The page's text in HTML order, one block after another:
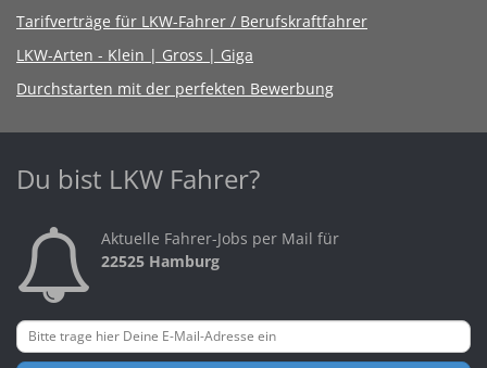
Tarifverträge für LKW-Fahrer / Berufskraftfahrer
LKW-Arten - Klein | Gross | Giga
Durchstarten mit der perfekten Bewerbung
Du bist LKW Fahrer?
Aktuelle Fahrer-Jobs per Mail für
22525 Hamburg